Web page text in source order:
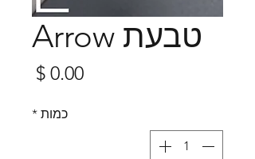
טבעת Arrow
כמות *